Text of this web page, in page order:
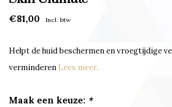
€81,00 Incl. btw
Helpt de huid beschermen en vroegtijdige
verminderen Lees meer..
Maak een keuze: *